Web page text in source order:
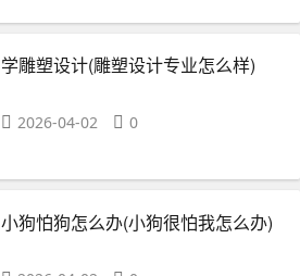
学雕塑设计(雕塑设计专业怎么样)
2026-04-02 0
小狗怕狗怎么办(小狗很怕我怎么办)